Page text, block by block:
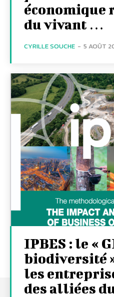
économique
du vivant …
CYRILLE SOUCHE - 5 AOÛT
IPBES : le «
biodiversité
les
des alliées